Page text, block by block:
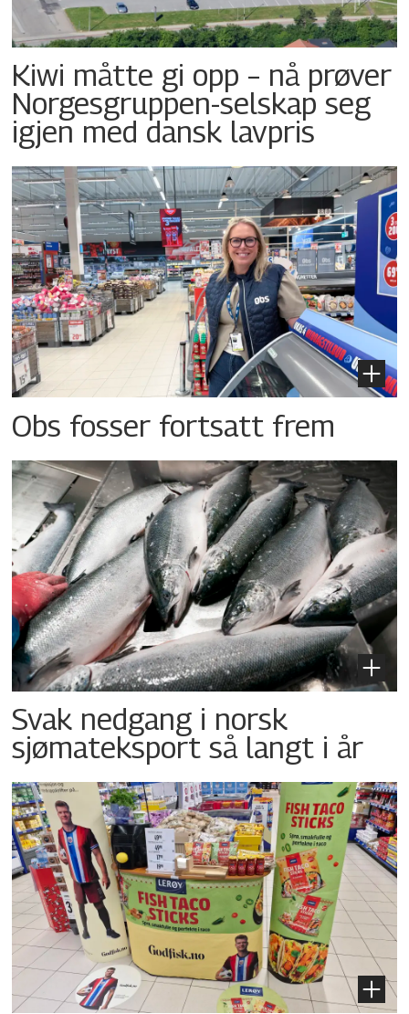
Kiwi måtte gi opp – nå prøver
Norgesgruppen-selskap seg
igjen med dansk lavpris
Obs fosser fortsatt frem
Svak nedgang i norsk
sjømateksport så langt i år